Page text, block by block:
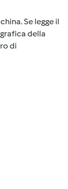
Se legge il
della
di